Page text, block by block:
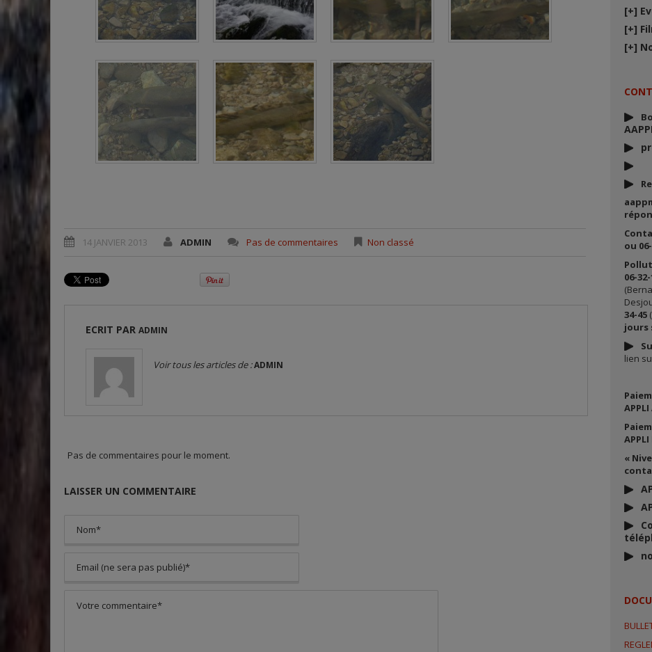
14 JANVIER 2013 ADMIN Pas de commentaires Non classé
ECRIT PAR ADMIN
Voir tous les articles de :ADMIN
Pas de commentaires pour le moment.
LAISSER UN COMMENTAIRE
[+]
[+]
[+]
ou
06-
34-45
jours
lien
«